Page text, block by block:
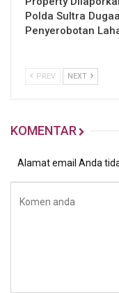
Polda Sultra
Penyerobotan
PREV NEXT
KOMENTAR
Alamat email Anda